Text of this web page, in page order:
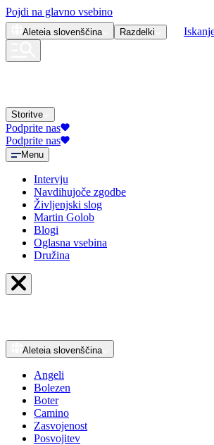
Pojdi na glavno vsebino
Aleteia slovenščina Razdelki
Storitve
Podprite nas
Podprite nas
Menu
Intervju
Navdihujoče zgodbe
Življenjski slog
Martin Golob
Blogi
Oglasna vsebina
Družina
Aleteia slovenščina
Angeli
Bolezen
Boter
Camino
Zasvojenost
Posvojitev